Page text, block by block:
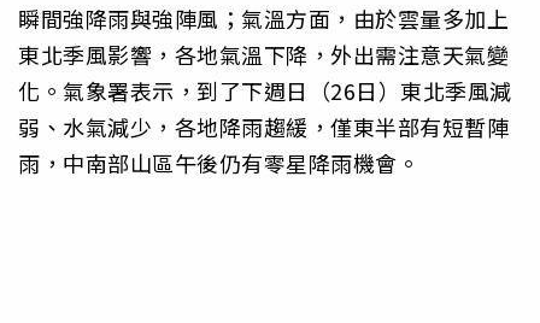
瞬間強降雨與強陣風；氣溫方面，由於雲量多加上
東北季風影響，各地氣溫下降，外出需注意天氣變
化。氣象署表示，到了下週日（26日）東北季風減
弱、水氣減少，各地降雨趨緩，僅東半部有短暫陣
雨，中南部山區午後仍有零星降雨機會。